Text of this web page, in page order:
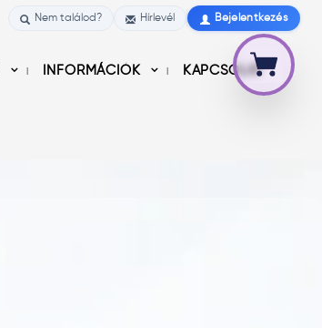
Nem találod? Hírlevél Bejelentkezés
INFORMÁCIÓK KAPCSOLAT